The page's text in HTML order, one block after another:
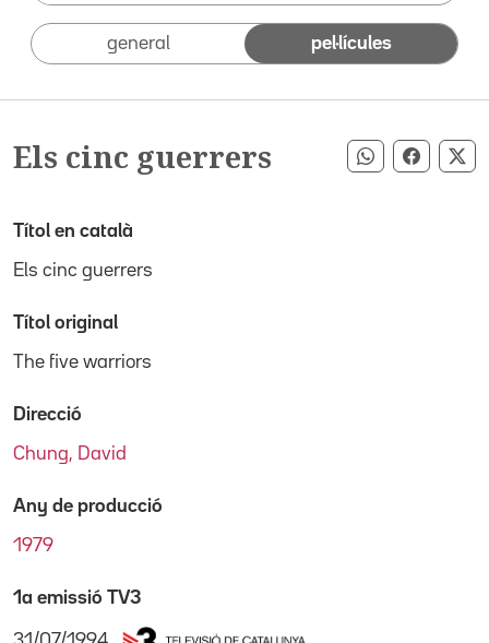
general pel·lícules
Els cinc guerrers Compartir
Títol en català
Els cinc guerrers
Títol original
The five warriors
Direcció
Chung, David
Any de producció
1979
1a emissió TV3